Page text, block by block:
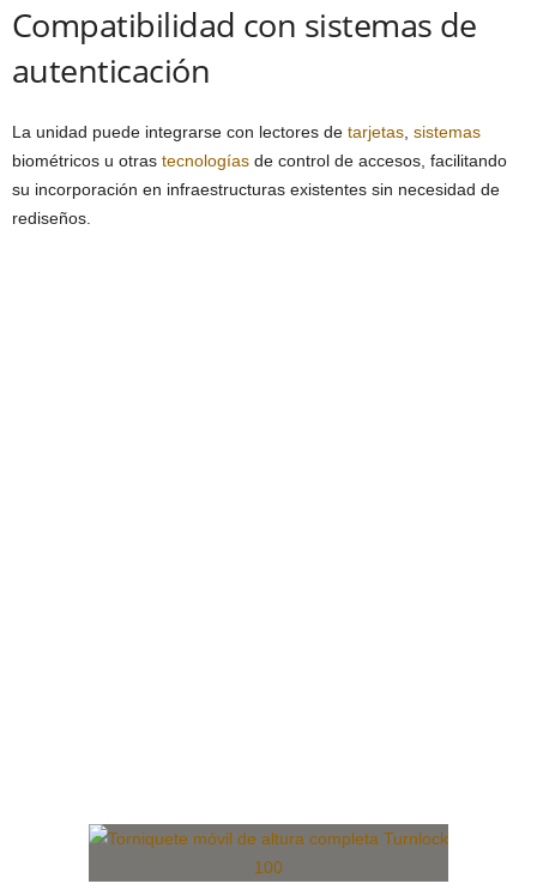
Compatibilidad con sistemas de
autenticación
La unidad puede integrarse con lectores de tarjetas sistemas
biométricos u otras tecnologías de control de accesos, facilitando
su incorporación en infraestructuras existentes sin necesidad de
rediseños.